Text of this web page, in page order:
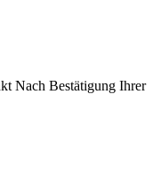
Nach Bestätigung Ihrer